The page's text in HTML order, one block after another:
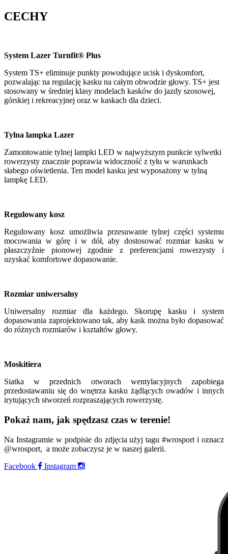
CECHY
System Lazer Turnfit® Plus
System TS+ eliminuje punkty powodujące ucisk i dyskomfort,
pozwalając na regulację kasku na całym obwodzie głowy. TS+ jest
stosowany w średniej klasy modelach kasków do jazdy szosowej,
górskiej i rekreacyjnej oraz w kaskach dla dzieci.
Tylna lampka Lazer
Zamontowanie tylnej lampki LED w najwyższym punkcie sylwetki
rowerzysty znacznie poprawia widoczność z tyłu w warunkach
słabego oświetlenia. Ten model kasku jest wyposażony w tylną
lampkę LED.
Regulowany kosz
Regulowany kosz umożliwia przesuwanie tylnej części systemu
mocowania w górę i w dół, aby dostosować rozmiar kasku w
płaszczyźnie pionowej zgodnie z preferencjami rowerzysty i
uzyskać komfortowe dopasowanie.
Rozmiar uniwersalny
Uniwersalny rozmiar dla każdego. Skorupę kasku i system
dopasowania zaprojektowano tak, aby kask można było dopasować
do różnych rozmiarów i kształtów głowy.
Moskitiera
Siatka w przednich otworach wentylacyjnych zapobiega
przedostawaniu się do wnętrza kasku żądlących owadów i innych
irytujących stworzeń rozpraszających rowerzystę.
Pokaż nam, jak spędzasz czas w terenie!
Na Instagramie w podpisie do zdjęcia użyj tagu #wrosport i oznacz
@wrosport, a może zobaczysz je w naszej galerii.
Facebook
Instagram